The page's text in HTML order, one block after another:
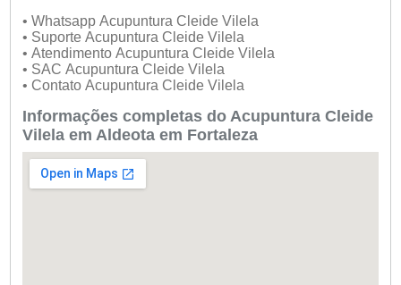
• Whatsapp Acupuntura Cleide Vilela
• Suporte Acupuntura Cleide Vilela
• Atendimento Acupuntura Cleide Vilela
• SAC Acupuntura Cleide Vilela
• Contato Acupuntura Cleide Vilela
Informações completas do Acupuntura Cleide
Vilela em Aldeota em Fortaleza